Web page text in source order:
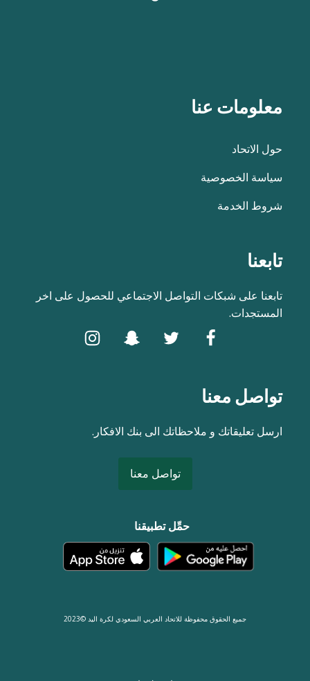
معلومات عنا
حول الاتحاد
سياسة الخصوصية
شروط الخدمة
تابعنا
تابعنا على شبكات التواصل الاجتماعي للحصول على اخر
المستجدات.
تواصل معنا
ارسل تعليقاتك و ملاحظاتك الى بنك الافكار.
تواصل معنا
حمِّل تطبيقنا
جميع الحقوق محفوظة للاتحاد العربي السعودي لكرة اليد ©2023